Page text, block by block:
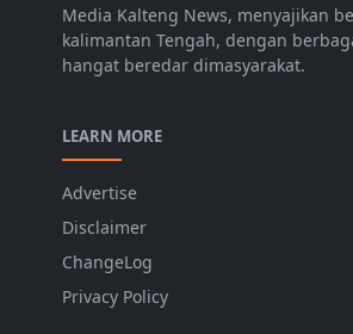
Media Kalteng News, menyajikan
kalimantan Tengah, dengan
hangat beredar dimasyarakat.
LEARN MORE
Advertise
Disclaimer
ChangeLog
Privacy Policy